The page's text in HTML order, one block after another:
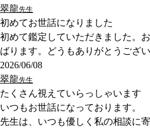
翠龍先生
初めてお世話になりました
初めて鑑定していただきました。
ばります。どうもありがとうござい
2026/06/08
翠龍先生
たくさん視えていらっしゃいます
いつもお世話になっております。
先生は、いつも優しく私の相談に